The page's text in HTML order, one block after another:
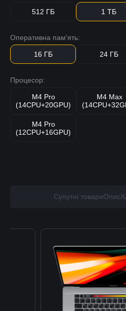
512 ГБ 1 ТБ
Оперативна пам'ять:
16 ГБ 24 ГБ
Процесор:
M4 Pro
(14CPU+20GPU)
M4 Max
M4 Pro
(12CPU+16GPU)
Супутні товариОпис